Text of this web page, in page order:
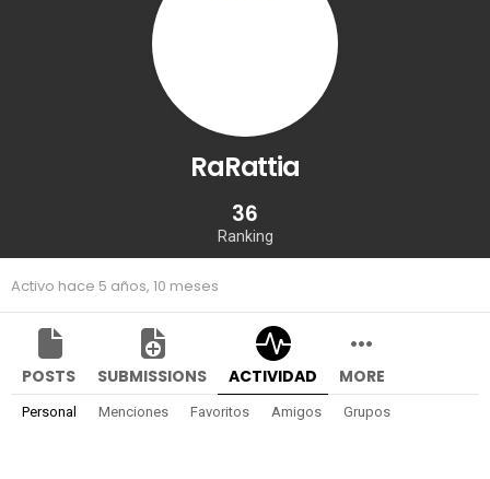
RaRattia
36
Ranking
Activo hace 5 años, 10 meses
POSTS SUBMISSIONS ACTIVIDAD MORE
Personal Menciones Favoritos Amigos Grupos